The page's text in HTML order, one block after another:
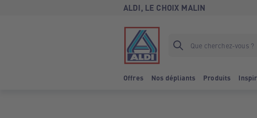
ALDI, LE CHOIX MALIN
Offres Nos dépliants Produits